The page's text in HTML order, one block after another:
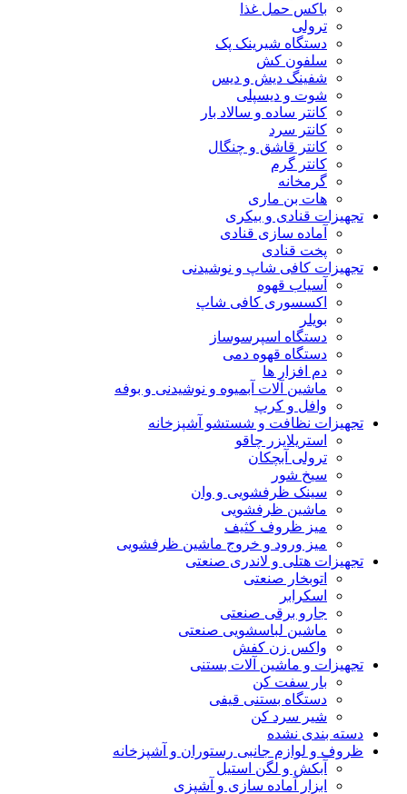
باکس حمل غذا
ترولی
دستگاه شیرینک پک
سلفون کش
شفینگ دیش و دیس
شوت و دیسپلی
کانتر ساده و سالاد بار
کانتر سرد
کانتر قاشق و چنگال
کانتر گرم
گرمخانه
هات بن ماری
تجهیزات قنادی و بیکری
آماده سازی قنادی
پخت قنادی
تجهیزات کافی شاپ و نوشیدنی
آسیاب قهوه
اکسسوری کافی شاپ
بویلر
دستگاه اسپرسوساز
دستگاه قهوه دمی
دم افزار ها
ماشین آلات آبمیوه و نوشیدنی و بوفه
وافل و کرپ
تجهیزات نظافت و شستشو آشپزخانه
استریلایزر چاقو
ترولی آبچکان
سیخ شور
سینک ظرفشویی و وان
ماشین ظرفشویی
میز ظروف کثیف
میز ورود و خروج ماشین ظرفشویی
تجهیزات هتلی و لاندری صنعتی
اتوبخار صنعتی
اسکرابر
جارو برقی صنعتی
ماشین لباسشویی صنعتی
واکس زن کفش
تجهیزات و ماشین آلات بستنی
بار سفت کن
دستگاه بستنی قیفی
شیر سرد کن
دسته بندی نشده
ظروف و لوازم جانبی رستوران و آشپزخانه
آبکش و لگن استیل
ابزار آماده سازی و آشپزی